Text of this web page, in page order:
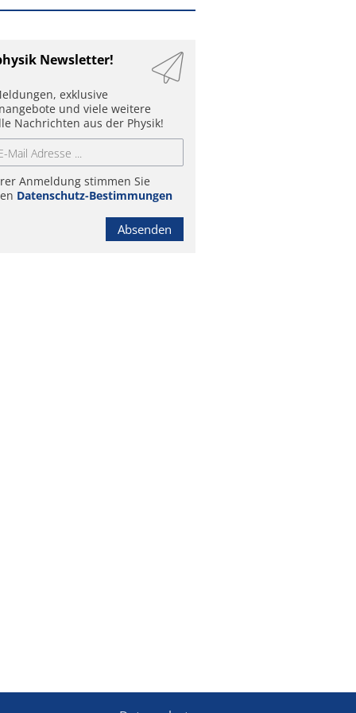
Newsletter!
exklusive
und viele weitere
Nachrichten aus der Physik!
Anmeldung stimmen Sie
Datenschutz-Bestimmungen
Absenden